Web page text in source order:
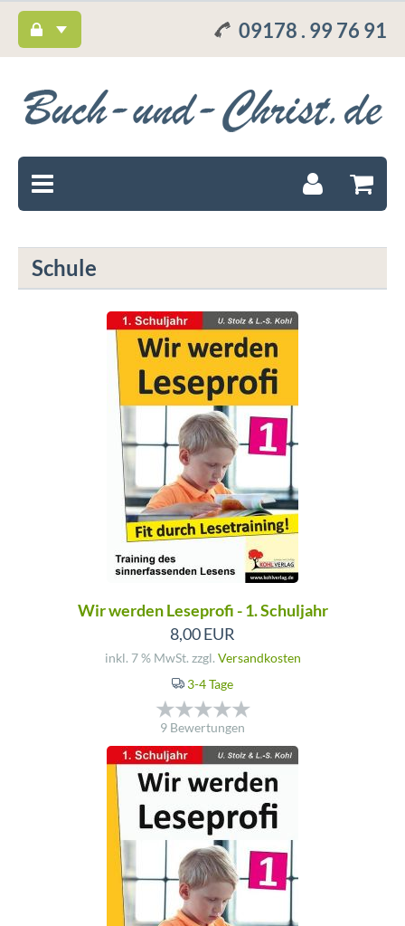
09178 . 99 76 91
Schule
Wir werden Leseprofi - 1. Schuljahr
8,00 EUR
inkl. 7 % MwSt. zzgl. Versandkosten
3-4 Tage
9 Bewertungen